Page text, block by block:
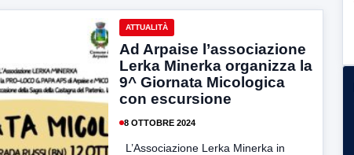
ATTUALITÀ
Ad Arpaise l’associazione
Lerka Minerka organizza la
9^ Giornata Micologica
con escursione
8 OTTOBRE 2024
L’Associazione Lerka Minerka in